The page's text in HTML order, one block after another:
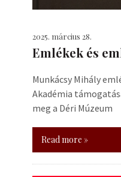
2025. március 28.
Emlékek és
Munkácsy Mihály
Akadémia
meg a Déri Múzeum
Read more »